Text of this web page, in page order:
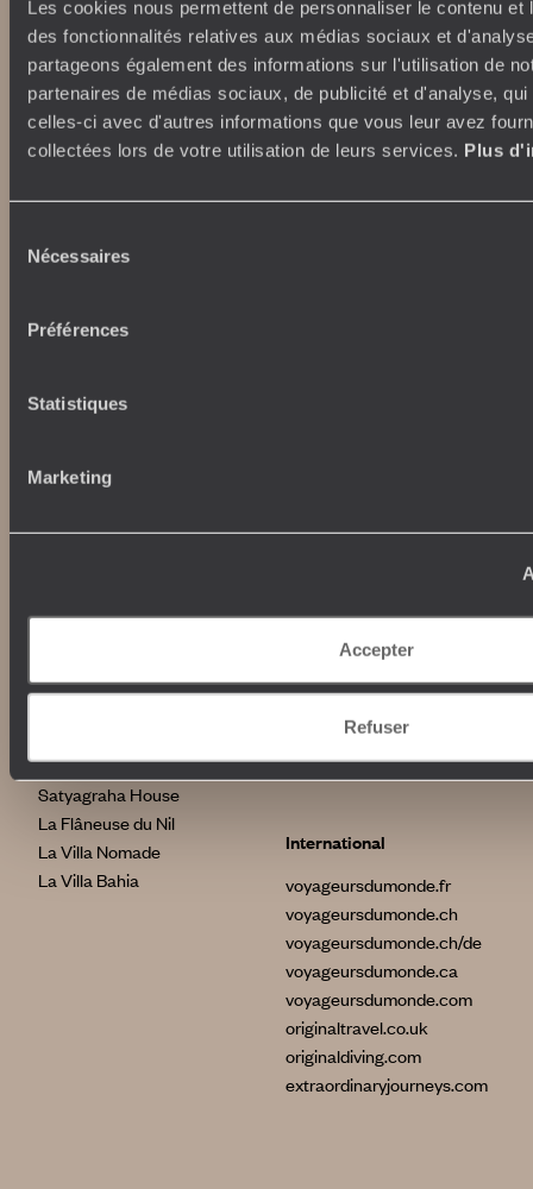
Les cookies nous permettent de personnaliser le contenu et
des fonctionnalités relatives aux médias sociaux et
partageons également des informations sur l'utilisation de
partenaires de médias sociaux, de publicité et d'analyse,
celles-ci avec d'autres informations que vous leur avez
collectées lors de votre utilisation de leurs services. Plus
Nécessaires
Préférences
Statistiques
Marketing
Accepter
Refuser
Qui sommes-nous ?
Où nous trouver ?
L’Esprit Voyageurs
Notre valeur ajoutée
Librairie Voyageurs
Le Mag web
Notre newsletter
Listes de mariage
Avis clients
assurances
Le Steam Ship Sudan
Satyagraha House
La Flâneuse du Nil
La Villa Nomade
La Villa Bahia
Vacances en famille
Week-end en amoureux
Vacances d’été
Croisière
Voyage de luxe
Déconnecter
Japon
Australie
Afrique du Sud
Indonésie
Grèce
International
voyageursdumonde.fr
voyageursdumonde.ch
voyageursdumonde.ch/de
voyageursdumonde.ca
voyageursdumonde.com
originaltravel.co.uk
originaldiving.com
extraordinaryjourneys.com